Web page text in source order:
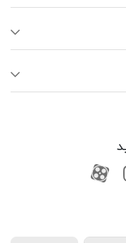
آپارات
کانال آپارات